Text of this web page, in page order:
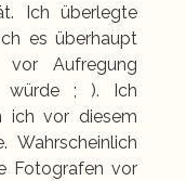
Ich überlegte
es überhaupt
Aufregung
würde ; ). Ich
ich vor diesem
Fotografen vor